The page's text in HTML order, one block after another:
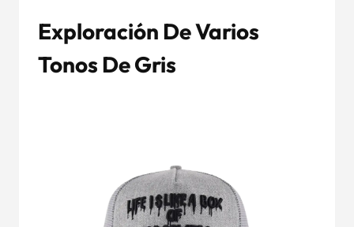
Exploración De Varios
Tonos De Gris